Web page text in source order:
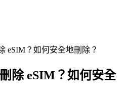
eSIM？如何安全地刪除？
除 eSIM？如何安全